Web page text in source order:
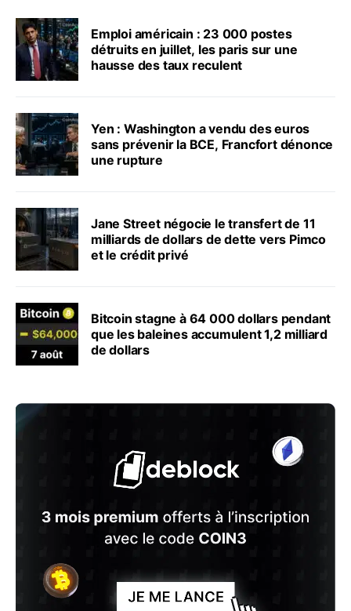
Emploi américain : 23 000 postes
détruits en juillet, les paris sur une
hausse des taux reculent
Yen : Washington a vendu des euros
sans prévenir la BCE, Francfort dénonce
une rupture
Jane Street négocie le transfert de 11
milliards de dollars de dette vers Pimco
et le crédit privé
Bitcoin stagne à 64 000 dollars pendant
que les baleines accumulent 1,2 milliard
de dollars